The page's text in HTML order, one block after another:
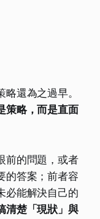
還為之過早。
策略，而是直面
前的問題，或者
的答案；前者容
必能解決自己的
清楚「現狀」與